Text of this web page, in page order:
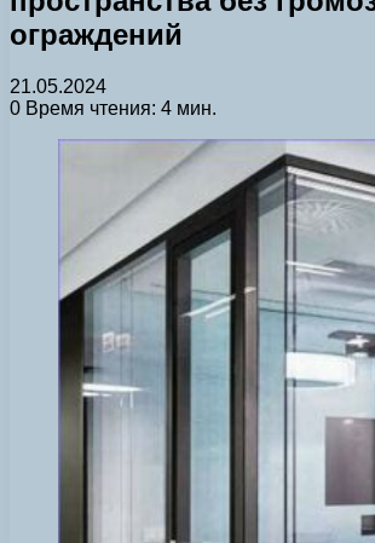
ограждений
21.05.2024
0 Время чтения: 4 мин.